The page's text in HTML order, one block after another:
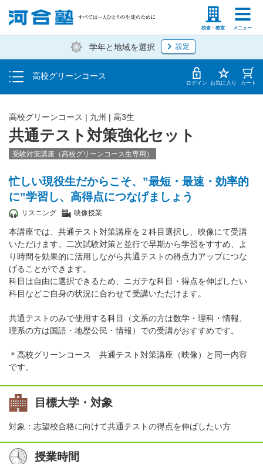
校舎・教室 メニュー
塾生の方 高等学校の先生
学年と地域を選択 設定
高校グリーンコース
学費の仕組み・支払方法
受講開始までの流れ
校舎・教室一覧 ログイン お気に入り カート
高校グリーンコース | 九州 | 高3生
共通テスト対策強化セット
受験対策講座（高校グリーンコース生専用）
忙しい現役生だからこそ、”最短・最速・効率的
に”学習し、高得点につなげましょう
リスニング 映像授業
本講座では、共通テスト対策講座を２科目選択し、映像にて受講
いただけます。二次試験対策と並行で早期から学習をすすめ、よ
り時間を効果的に活用しながら共通テストの得点力アップにつな
げることができます。
科目は自由に選択できるため、ニガテな科目・得点を伸ばしたい
科目などご自身の状況に合わせて受講いただけます。
共通テストのみで使用する科目（文系の方は数学・理科・情報、
理系の方は国語・地歴公民・情報）での受講がおすすめです。
＊高校グリーンコース 共通テスト対策講座（映像）と同一内容
です。
目標大学・対象
対象：志望校合格に向けて共通テストの得点を伸ばしたい方
授業時間